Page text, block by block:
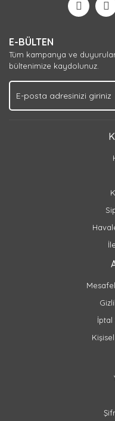
E-BÜLTEN
Tüm kampanya ve
bültenimize kaydolunuz.
İptal